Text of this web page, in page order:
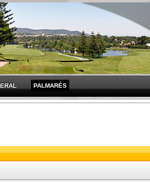
PALMARÉS